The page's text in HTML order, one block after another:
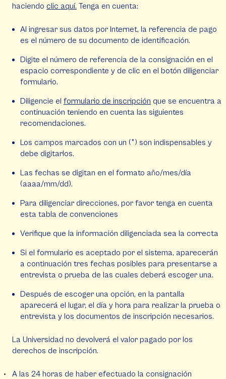
haciendo clic aquí. Tenga en cuenta:
Al ingresar sus datos por Internet, la referencia de pago
es el número de su documento de identificación.
Digite el número de referencia de la consignación en el
espacio correspondiente y de clic en el botón diligenciar
formulario.
Diligencie el formulario de inscripción que se encuentra a
continuación teniendo en cuenta las siguientes
recomendaciones.
Los campos marcados con un (*) son indispensables y
debe digitarlos.
Las fechas se digitan en el formato año/mes/día
(aaaa/mm/dd).
Para diligenciar direcciones, por favor tenga en cuenta
esta tabla de convenciones
Verifique que la información diligenciada sea la correcta
Si el formulario es aceptado por el sistema, aparecerán
a continuación tres fechas posibles para presentarse a
entrevista o prueba de las cuales deberá escoger una.
Después de escoger una opción, en la pantalla
aparecerá el lugar, el día y hora para realizar la prueba o
entrevista y los documentos de inscripción necesarios.
La Universidad no devolverá el valor pagado por los
derechos de inscripción.
A las 24 horas de haber efectuado la consignación